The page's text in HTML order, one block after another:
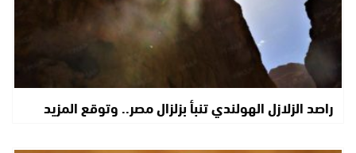
راصد الزلازل الهولندي تنبأ بزلزال مصر.. وتوقع المزيد